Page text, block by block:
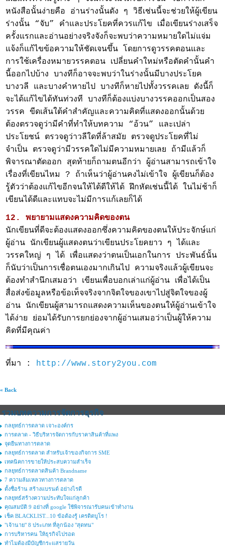
หนังสือนั้นง่ายคือ อ่านร่างนั้นดัง ๆ วิธีเช่นนี้จะช่วยให้ผู้เขียน
ร่างนั้น “จับ” คำและประโยคที่ควรแก้ไข เมื่อเขียนร่างเสร็จ
ครั้งแรกและอ่านอย่างจริงจังก็จะพบว่าความหมายใดไม่แจ่ม
แจ้งก็แก้ไขข้อความให้ชัดเจนขึ้น โดยการดูวรรคตอนและ
การใช้เครื่องหมายวรรคตอน เปลี่ยนคำใหม่หรือตัดคำนั้นคำ
นี้ออกไปบ้าง บางทีก็อาจจะพบว่าในร่างนั้นมีบางประโยค
บางวลี และบางคำหายไป บางทีก็หายไปทั้งวรรคเลย ดังนี้ก็
จะได้แก้ไขได้ทันท่วงที บางทีก็ต้องแบ่งบางวรรคออกเป็นสอง
วรรค ขีดเส้นใต้คำสำคัญและความคิดที่แสดงออกนั้นด้วย
ต้องตรวจดูว่ามีคำที่ทำให้บทความ “อ้วน” และเปล่า
ประโยชน์ ตรวจดูว่าวลีใดที่ล้าสมัย ตรวจดูประโยคที่ไม่
จำเป็น ตรวจดูว่ามีวรรคใดไม่มีความหมายเลย ถ้ามีแล้วก็
พิจารณาตัดออก สุดท้ายก็ถามตนอีกว่า ผู้อ่านสามารถเข้าใจ
เรื่องที่เขียนไหม ? ถ้าเห็นว่าผู้อ่านคงไม่เข้าใจ ผู้เขียนก็ต้อง
รู้ตัวว่าต้องแก้ไขอีกจนให้ได้ดีให้ได้ ฝึกหัดเช่นนี้ได้ ในไม่ช้าก็
เขียนได้ดีและแทบจะไม่มีการแก้เลยก็ได้
12. พยายามแสดงความคิดของตน
นักเขียนที่ดีจะต้องแสดงออกซึ่งความคิดของตนให้ประจักษ์แก่
ผู้อ่าน นักเขียนผู้แสดงตนว่าเขียนประโยคยาว ๆ ได้และ
วรรคใหญ่ ๆ ได้ เพื่อแสดงว่าตนเป็นเอกในการ ประพันธ์นั้น
ก็นับว่าเป็นการเชื่อตนเองมากเกินไป ความจริงแล้วผู้เขียนจะ
ต้องทำสำนึกเสมอว่า เขียนเพื่อบอกเล่าแก่ผู้อ่าน เพื่อได้เป็น
สื่อส่งข้อมูลหรือข้อเท็จจริงจากจิตใจของเขาไปสู่จิตใจของผู้
อ่าน นักเขียนผู้สามารถแสดงความเห็นของตนให้ผู้อ่านเข้าใจ
ได้ง่าย ย่อมได้รับการยกย่องจากผู้อ่านเสมอว่าเป็นผู้ให้ความ
คิดที่มีคุณค่า
ที่มา : http://www.story2you.com
« Back
รวมบทความการจัดการธุรกิจ
กลยุทธ์การตลาด เจาะองค์กร
การตลาด - วิธีบริหารจัดการกับราคาสินค้าที่แพง
จุดยืนทางการตลาด
กลยุทธ์การตลาด สำหรับเจ้าของกิจการ SME
เทคนิคการขายให้ประสบความสำเร็จ
กลยุทธ์การตลาดสินค้า Brandname
7 ความล้มเหลวทางการตลาด
ตั้งชื่อร้าน สร้างแบรนด์ อย่างไรดี
กลยุทธ์สร้างความประทับใจแก่ลูกค้า
คุณสมบัติ 9 อย่างที่ google ใช้พิจารณารับคนเข้าทำงาน
เช็ค BLACKLIST...10 ข้อต้องรู้ เครดิตบูโร !
"เจ้านาย" 8 ประเภท ที่ลูกน้อง "สุดทน"
การบริหารคน ให้ธุรกิจไปรอด
ทำไมต้องมีบัญชีกระแสรายวัน